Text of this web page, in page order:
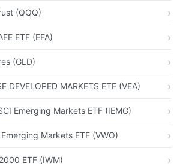
(QQQ)
ETF (EFA)
(GLD)
DEVELOPED MARKETS ETF (VEA)
Emerging Markets ETF (IEMG)
Markets ETF (VWO)
ETF (IWM)